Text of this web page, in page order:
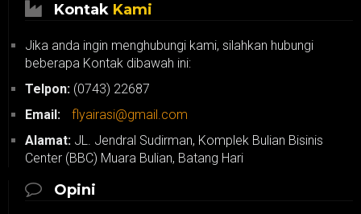
Kontak Kami
Jika anda ingin menghubungi kami, silahkan hubungi
beberapa Kontak dibawah ini:
Telpon: (0743) 22687
Email:
flyairasi@gmail.com
Alamat: JL. Jendral Sudirman, Komplek Bulian Bisinis
Center (BBC) Muara Bulian, Batang Hari
Opini